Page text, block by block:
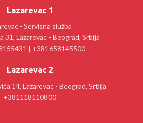
Lazarevac 1
- Servisna služba
31, Lazarevac - Beograd, Srbija
| +381658145500
Lazarevac 2
14, Lazarevac - Beograd, Srbija
+381118110800